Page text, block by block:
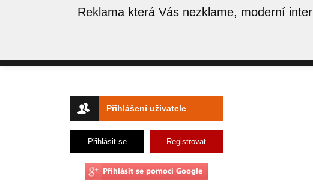
Reklama která Vás nezklame, moderní
Přihlášení uživatele
Přihlásit se Registrovat